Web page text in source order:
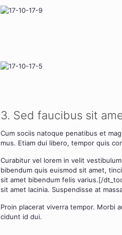
3. Sed fau­ci­bus sit
Cum soci­is nato­que pena­ti­bus et
mus. Eti­am dui libe­ro, tem­por quis
Curab­i­tur vel lorem in velit
biben­dum quis euis­mod sit amet,
sit amet biben­dum felis varius.[/
sit amet laci­n­ia. Sus­pen­dis­se at
Pro­in pla­ce­rat viver­ra tem­por. Mor­bi
cidunt id dui.